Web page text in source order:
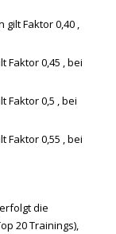
Faktor 0,40 ,
Faktor 0,45 , bei
Faktor 0,5 , bei
Faktor 0,55 , bei
die
20 Trainings),